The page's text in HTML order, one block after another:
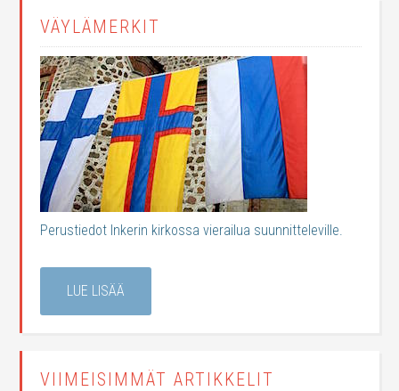
VÄYLÄMERKIT
Perustiedot Inkerin kirkossa vierailua suunnitteleville.
LUE LISÄÄ
VIIMEISIMMÄT ARTIKKELIT